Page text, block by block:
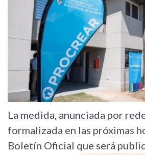
La medida, anunciada por
formalizada en las próximas
Boletín Oficial que será